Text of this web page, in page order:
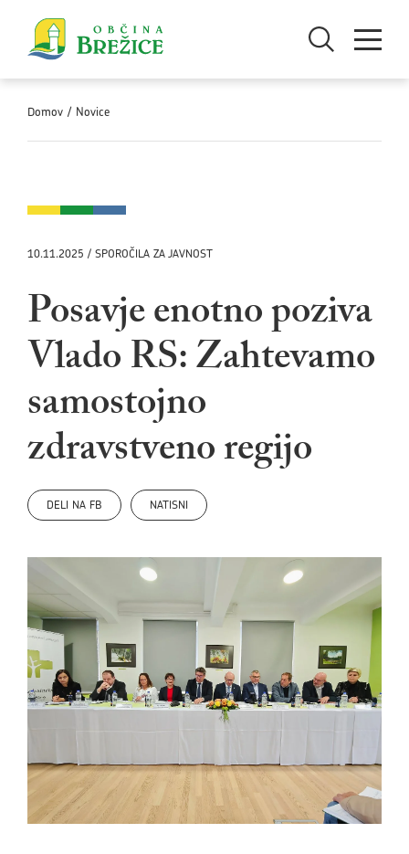
Odpri iskanjeOdpri meni
Domov / Novice
10.11.2025 / SPOROČILA ZA JAVNOST
Posavje enotno poziva
Vlado RS: Zahtevamo
samostojno
zdravstveno regijo
DELI NA FB NATISNI